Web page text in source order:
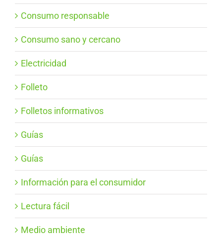
Consumo responsable
Consumo sano y cercano
Electricidad
Folleto
Folletos informativos
Guías
Guías
Información para el consumidor
Lectura fácil
Medio ambiente